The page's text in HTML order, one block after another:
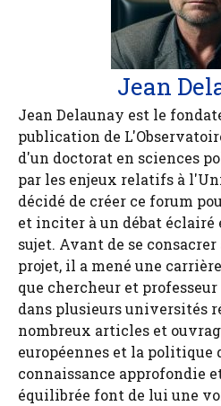
Jean
Jean Delaunay est le
publication de
d'un doctorat en sciences
par les enjeux relatifs à
décidé de créer ce forum
et inciter à un débat
sujet. Avant de se
projet, il a mené une
que chercheur et
dans plusieurs universités
nombreux articles et
européennes et la politique
connaissance approfondie
équilibrée font de lui une